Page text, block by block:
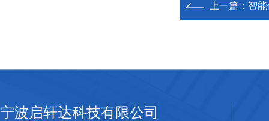
上一篇： 智
宁波启轩达科技有限公司